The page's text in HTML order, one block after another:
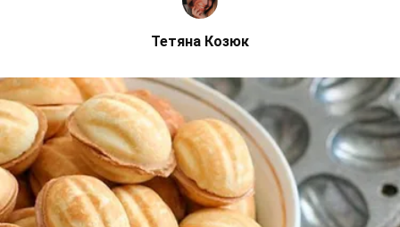
Тетяна Козюк